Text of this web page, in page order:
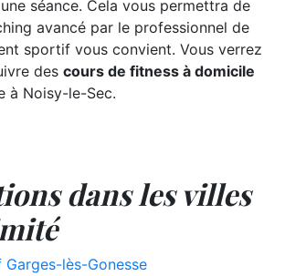
séance. Cela vous permettra de
avancé par le professionnel de
sportif vous convient. Vous verrez
des cours de fitness à domicile
à Noisy-le-Sec.
dans les villes
lès-Gonesse